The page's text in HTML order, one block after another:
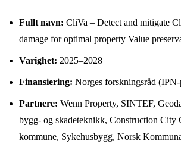
Fullt navn: CliVa – Detect and mitigate
damage for optimal property Value
Varighet: 2025–2028
Finansiering: Norges forskningsråd
Partnere: Wenn Property, SINTEF,
bygg- og skadeteknikk, Construction City
kommune, Sykehusbygg, Norsk